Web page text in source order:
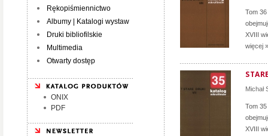
Rękopiśmiennictwo
Albumy | Katalogi wystaw
Druki bibliofilskie
Multimedia
Otwarty dostęp
ONIX
PDF
Tom
XVIII
więcej »
Michał
Tom
XVIII